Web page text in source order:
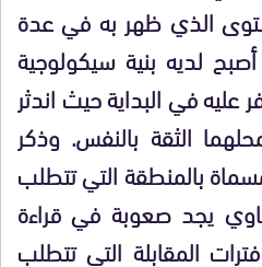
الذي ظهر به في عدة
لديه بنية سيكولوجية
في البداية حيث اندثر
الثقة بالنفس. وذكر
بالمنطقة التي تتطلب
يجد صعوبة في قراءة
المقابلة التي تتطلب